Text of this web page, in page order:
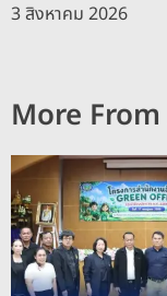
3 สิงหาคม 2026
More